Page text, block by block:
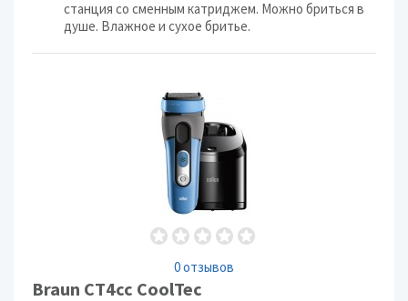
станция со сменным катриджем. Можно бриться в
душе. Влажное и сухое бритье.
0 отзывов
Braun CT4cc CoolTec